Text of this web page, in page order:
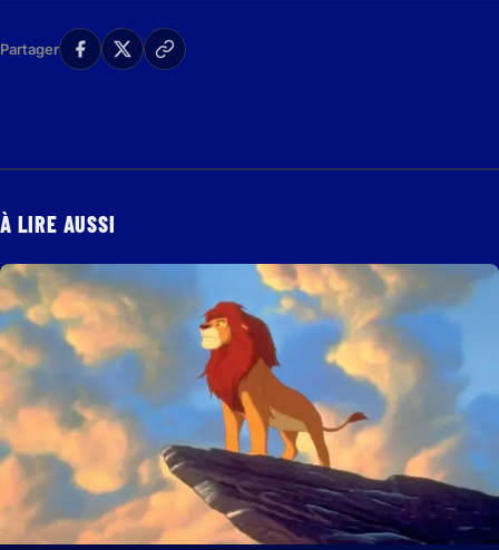
Partager
À LIRE AUSSI